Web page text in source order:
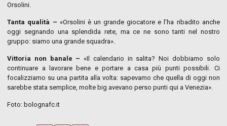
Orsolini.
Tanta qualità – «Orsolini è un grande giocatore e l’ha ribadito anche
oggi segnando una splendida rete, ma ce ne sono tanti nel nostro
gruppo: siamo una grande squadra».
Vittoria non banale – «Il calendario in salita? Noi dobbiamo solo
continuare a lavorare bene e portare a casa più punti possibili. Ci
focalizziamo su una partita alla volta: sapevamo che quella di oggi non
sarebbe stata semplice, molte big avevano perso punti qui a Venezia».
Foto: bolognafc.it